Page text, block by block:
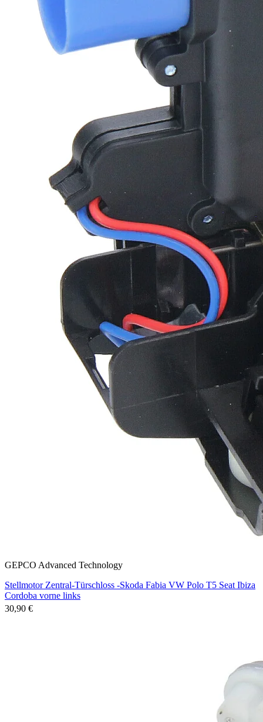
GEPCO Advanced Technology
Stellmotor Zentral-Türschloss -Skoda Fabia VW Polo T5 Seat Ibiza
Cordoba vorne links
30,90 €